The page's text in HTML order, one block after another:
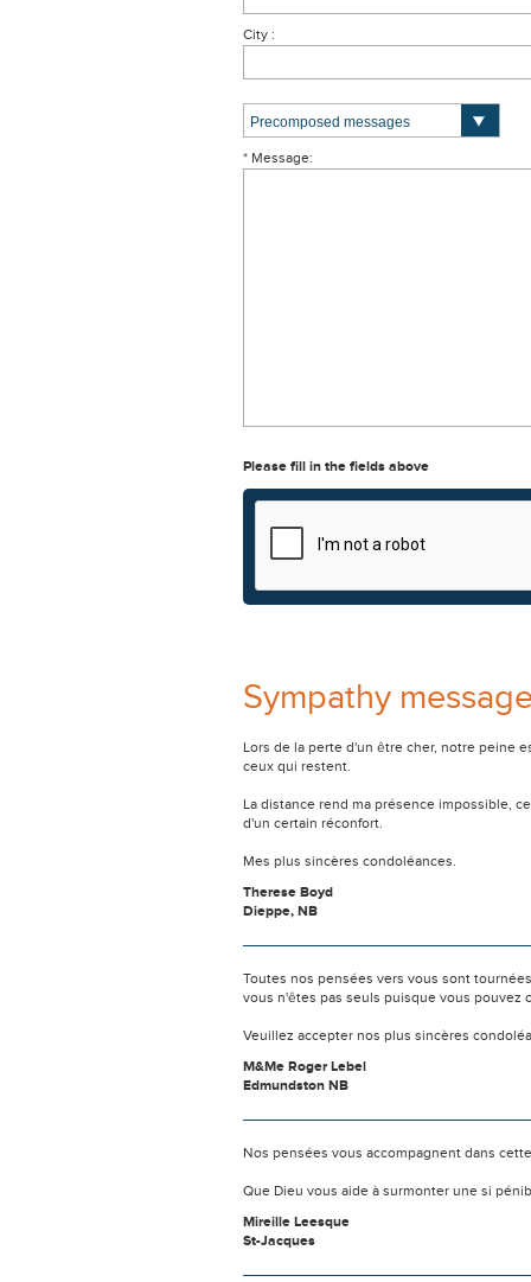
City :
* Message:
Please fill in the fields above
Sympathy
Lors de la perte d'un être cher, notre peine
ceux qui restent.
La distance rend ma présence impossible,
d'un certain réconfort.
Mes plus sincères condoléances.
Therese Boyd
Dieppe, NB
Toutes nos pensées vers vous sont
vous n'êtes pas seuls puisque vous pouvez
Veuillez accepter nos plus sincères
M&Me Roger Lebel
Edmundston NB
Nos pensées vous accompagnent dans
Que Dieu vous aide à surmonter une si
Mireille Leesque
St-Jacques